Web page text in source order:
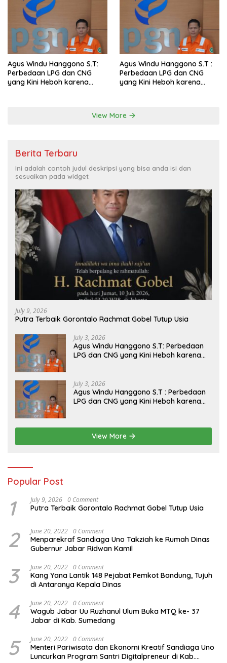
Agus Windu Hanggono S.T:
Perbedaan LPG dan CNG
yang Kini Heboh karena
Agus Windu Hanggono S.T :
Perbedaan LPG dan CNG
yang Kini Heboh karena
View More
Berita Terbaru
Ini adalah contoh judul deskripsi yang bisa anda isi dan
sesuaikan pada widget
July 9, 2026
Putra Terbaik Gorontalo Rachmat Gobel Tutup Usia
July 3, 2026
Agus Windu Hanggono S.T: Perbedaan
LPG dan CNG yang Kini Heboh karena
July 3, 2026
Agus Windu Hanggono S.T : Perbedaan
LPG dan CNG yang Kini Heboh karena
View More
Popular Post
1 July 9, 2026 0 Comment
Putra Terbaik Gorontalo Rachmat Gobel Tutup Usia
2 June 20, 2022 0 Comment
Menparekraf Sandiaga Uno Takziah ke Rumah Dinas
Gubernur Jabar Ridwan Kamil
3 June 20, 2022 0 Comment
Kang Yana Lantik 148 Pejabat Pemkot Bandung, Tujuh
di Antaranya Kepala Dinas
4 June 20, 2022 0 Comment
Wagub Jabar Uu Ruzhanul Ulum Buka MTQ ke- 37
Jabar di Kab. Sumedang
5 June 20, 2022 0 Comment
Menteri Pariwisata dan Ekonomi Kreatif Sandiaga Uno
Luncurkan Program Santri Digitalpreneur di Kab.